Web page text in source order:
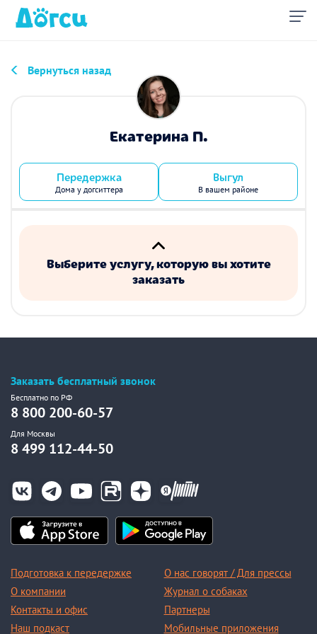
Вернуться назад
Екатерина П.
Передержка
Дома у догситтера
Выгул
В вашем районе
Выберите услугу, которую вы хотите
заказать
Заказать бесплатный звонок
Бесплатно по РФ
8 800 200-60-57
Для Москвы
8 499 112-44-50
Подготовка к передержке
О компании
Контакты и офис
Наш подкаст
О нас говорят / Для прессы
Журнал о собаках
Партнеры
Мобильные приложения